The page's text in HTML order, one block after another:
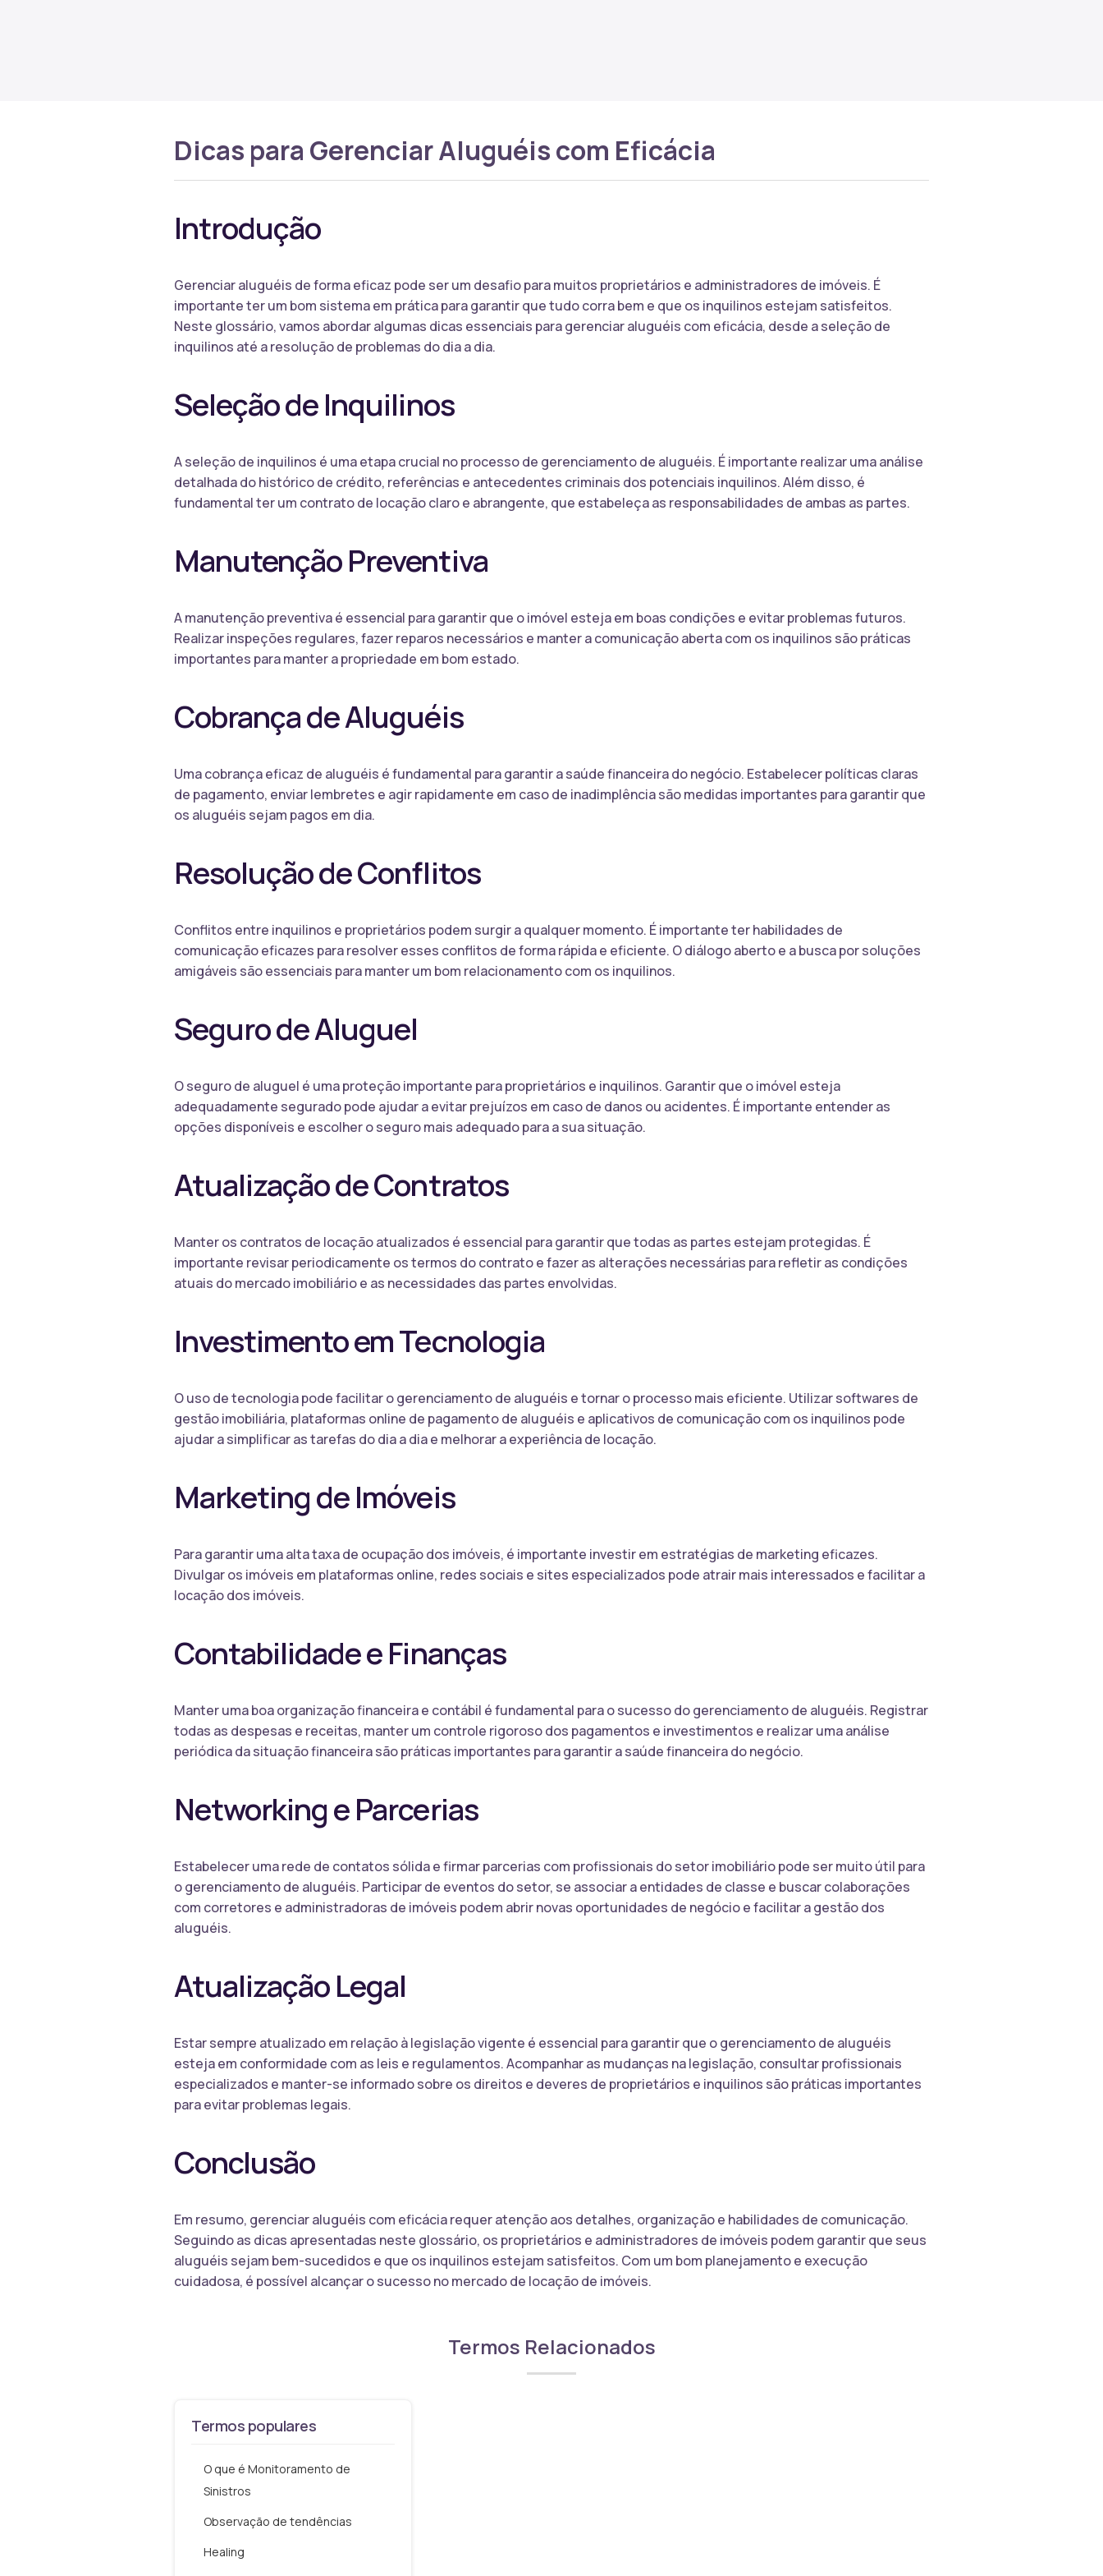
Dicas para Gerenciar Aluguéis com Eficácia
Introdução
Gerenciar aluguéis de forma eficaz pode ser um desafio para muitos proprietários e administradores de imóveis. É
importante ter um bom sistema em prática para garantir que tudo corra bem e que os inquilinos estejam satisfeitos.
Neste glossário, vamos abordar algumas dicas essenciais para gerenciar aluguéis com eficácia, desde a seleção de
inquilinos até a resolução de problemas do dia a dia.
Seleção de Inquilinos
A seleção de inquilinos é uma etapa crucial no processo de gerenciamento de aluguéis. É importante realizar uma análise
detalhada do histórico de crédito, referências e antecedentes criminais dos potenciais inquilinos. Além disso, é
fundamental ter um contrato de locação claro e abrangente, que estabeleça as responsabilidades de ambas as partes.
Manutenção Preventiva
A manutenção preventiva é essencial para garantir que o imóvel esteja em boas condições e evitar problemas futuros.
Realizar inspeções regulares, fazer reparos necessários e manter a comunicação aberta com os inquilinos são práticas
importantes para manter a propriedade em bom estado.
Cobrança de Aluguéis
Uma cobrança eficaz de aluguéis é fundamental para garantir a saúde financeira do negócio. Estabelecer políticas claras
de pagamento, enviar lembretes e agir rapidamente em caso de inadimplência são medidas importantes para garantir que
os aluguéis sejam pagos em dia.
Resolução de Conflitos
Conflitos entre inquilinos e proprietários podem surgir a qualquer momento. É importante ter habilidades de
comunicação eficazes para resolver esses conflitos de forma rápida e eficiente. O diálogo aberto e a busca por soluções
amigáveis são essenciais para manter um bom relacionamento com os inquilinos.
Seguro de Aluguel
O seguro de aluguel é uma proteção importante para proprietários e inquilinos. Garantir que o imóvel esteja
adequadamente segurado pode ajudar a evitar prejuízos em caso de danos ou acidentes. É importante entender as
opções disponíveis e escolher o seguro mais adequado para a sua situação.
Atualização de Contratos
Manter os contratos de locação atualizados é essencial para garantir que todas as partes estejam protegidas. É
importante revisar periodicamente os termos do contrato e fazer as alterações necessárias para refletir as condições
atuais do mercado imobiliário e as necessidades das partes envolvidas.
Investimento em Tecnologia
O uso de tecnologia pode facilitar o gerenciamento de aluguéis e tornar o processo mais eficiente. Utilizar softwares de
gestão imobiliária, plataformas online de pagamento de aluguéis e aplicativos de comunicação com os inquilinos pode
ajudar a simplificar as tarefas do dia a dia e melhorar a experiência de locação.
Marketing de Imóveis
Para garantir uma alta taxa de ocupação dos imóveis, é importante investir em estratégias de marketing eficazes.
Divulgar os imóveis em plataformas online, redes sociais e sites especializados pode atrair mais interessados e facilitar a
locação dos imóveis.
Contabilidade e Finanças
Manter uma boa organização financeira e contábil é fundamental para o sucesso do gerenciamento de aluguéis. Registrar
todas as despesas e receitas, manter um controle rigoroso dos pagamentos e investimentos e realizar uma análise
periódica da situação financeira são práticas importantes para garantir a saúde financeira do negócio.
Networking e Parcerias
Estabelecer uma rede de contatos sólida e firmar parcerias com profissionais do setor imobiliário pode ser muito útil para
o gerenciamento de aluguéis. Participar de eventos do setor, se associar a entidades de classe e buscar colaborações
com corretores e administradoras de imóveis podem abrir novas oportunidades de negócio e facilitar a gestão dos
aluguéis.
Atualização Legal
Estar sempre atualizado em relação à legislação vigente é essencial para garantir que o gerenciamento de aluguéis
esteja em conformidade com as leis e regulamentos. Acompanhar as mudanças na legislação, consultar profissionais
especializados e manter-se informado sobre os direitos e deveres de proprietários e inquilinos são práticas importantes
para evitar problemas legais.
Conclusão
Em resumo, gerenciar aluguéis com eficácia requer atenção aos detalhes, organização e habilidades de comunicação.
Seguindo as dicas apresentadas neste glossário, os proprietários e administradores de imóveis podem garantir que seus
aluguéis sejam bem-sucedidos e que os inquilinos estejam satisfeitos. Com um bom planejamento e execução
cuidadosa, é possível alcançar o sucesso no mercado de locação de imóveis.
Termos Relacionados
Termos populares
O que é Monitoramento de
Sinistros
Observação de tendências
Healing